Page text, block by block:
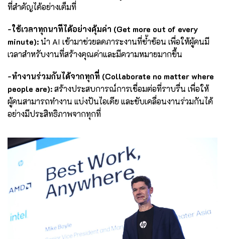
ที่สำคัญได้อย่างเต็มที่
-ใช้เวลาทุกนาทีได้อย่างคุ้มค่า (Get more out of every
minute):นำ AI เข้ามาช่วยลดภาระงานที่ซ้ำซ้อน เพื่อให้ผู้คนมี
เวลาสำหรับงานที่สร้างคุณค่าและมีความหมายมากขึ้น
-ทำงานร่วมกันได้จากทุกที่ (Collaborate no matter where
people are):สร้างประสบการณ์การเชื่อมต่อที่ราบรื่น เพื่อให้
ผู้คนสามารถทำงาน แบ่งปันไอเดีย และขับเคลื่อนงานร่วมกันได้
อย่างมีประสิทธิภาพจากทุกที่